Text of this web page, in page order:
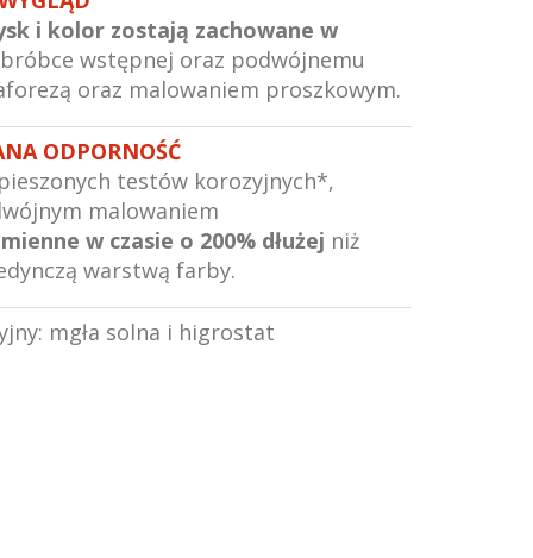
i kolor zostają zachowane w
wstępnej oraz podwójnemu
oraz malowaniem proszkowym.
ODPORNOŚĆ
testów korozyjnych*,
malowaniem
w czasie o 200% dłużej niż
warstwą farby.
mgła solna i higrostat